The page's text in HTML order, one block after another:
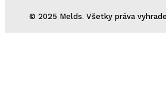
© 2025 Melds. Všetky práva